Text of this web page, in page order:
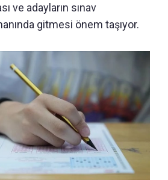
ve adayların sınav
gitmesi önem taşıyor.